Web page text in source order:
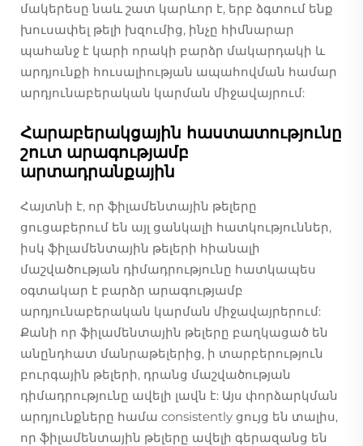
մակերեսը նաև շատ կարևոր է, երբ ձգտում ենք
խուսափել թելի խզումից, ինչը հիմնարար
պահանջ է կարի որակի բարձր մակարդակի և
արդյունքի հուսալիության ապահովման համար
արդյունաբերական կարման միջավայրում:
Հարաբերակցային հաստատությունը
շուտ արագությամբ
արտադրանքային
Հայտնի է, որ ֆիլամենտային թելերը
ցուցաբերում են այլ ցանկալի հատկություններ,
իսկ ֆիլամենտային թելերի հիանալի
մաշվածության դիմադրությունը հատկապես
օգտակար է բարձր արագությամբ
արդյունաբերական կարման միջավայրերում:
Քանի որ ֆիլամենտային թելերը բաղկացած են
անընդհատ մանրաթելերից, ի տարբերություն
բուրգային թելերի, դրանց մաշվածության
դիմադրությունը ավելի լավն է: Այս փորձարկման
արդյունքները համա consistently ցույց են տալիս,
որ ֆիլամենտային թելերը ավելի գերազանց են